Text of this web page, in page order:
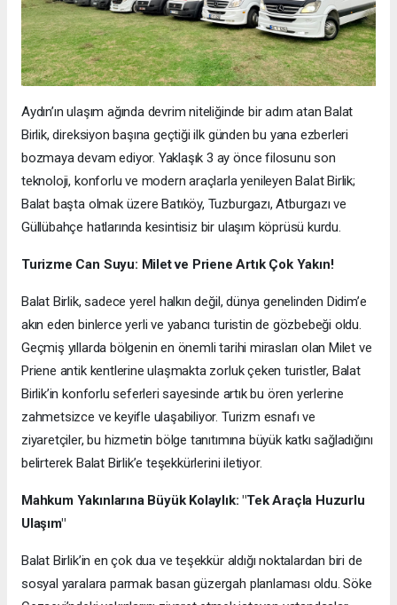
​Aydın’ın ulaşım ağında devrim niteliğinde bir adım atan Balat
Birlik, direksiyon başına geçtiği ilk günden bu yana ezberleri
bozmaya devam ediyor. Yaklaşık 3 ay önce filosunu son
teknoloji, konforlu ve modern araçlarla yenileyen Balat Birlik;
Balat başta olmak üzere Batıköy, Tuzburgazı, Atburgazı ve
Güllübahçe hatlarında kesintisiz bir ulaşım köprüsü kurdu.
Turizme Can Suyu: Milet ve Priene Artık Çok Yakın!
​Balat Birlik, sadece yerel halkın değil, dünya genelinden Didim’e
akın eden binlerce yerli ve yabancı turistin de gözbebeği oldu.
Geçmiş yıllarda bölgenin en önemli tarihi mirasları olan Milet ve
Priene antik kentlerine ulaşmakta zorluk çeken turistler, Balat
Birlik’in konforlu seferleri sayesinde artık bu ören yerlerine
zahmetsizce ve keyifle ulaşabiliyor. Turizm esnafı ve
ziyaretçiler, bu hizmetin bölge tanıtımına büyük katkı sağladığını
belirterek Balat Birlik’e teşekkürlerini iletiyor.
Mahkum Yakınlarına Büyük Kolaylık: "Tek Araçla Huzurlu
Ulaşım"
​Balat Birlik’in en çok dua ve teşekkür aldığı noktalardan biri de
sosyal yaralara parmak basan güzergah planlaması oldu. Söke